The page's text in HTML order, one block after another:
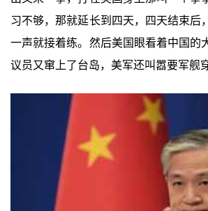
习不够，那就延长到四天，四天结束后
一声就接着练。然后美国眼看着中国的
议员又窜上了台岛，美军还叫嚣要军舰